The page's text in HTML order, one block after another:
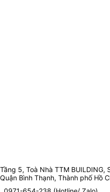
Tầng 5, Toà Nhà TTM
Quận Bình Thạnh, Thành phố Hồ